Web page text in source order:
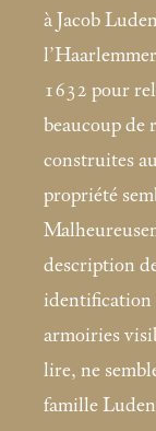
à Jacob
1632 pour
beaucoup de
construites
propriété
description
identification
armoiries
lire, ne
famille